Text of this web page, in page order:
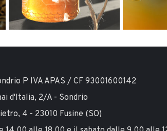
P IVA APAS / CF 93001600142
d'Italia, 2/A - Sondrio
4 - 23010 Fusine (SO)